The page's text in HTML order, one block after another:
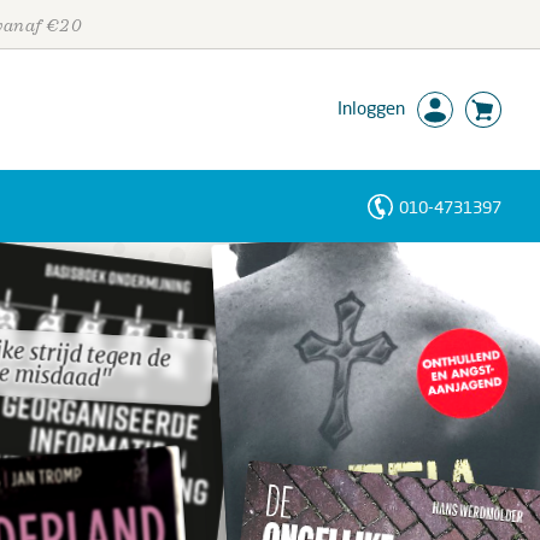
€20
Inloggen
010-4731397
strijd tegen de
misdaad"
strijd tegen de
misdaad"
Personen
Trefwoorden